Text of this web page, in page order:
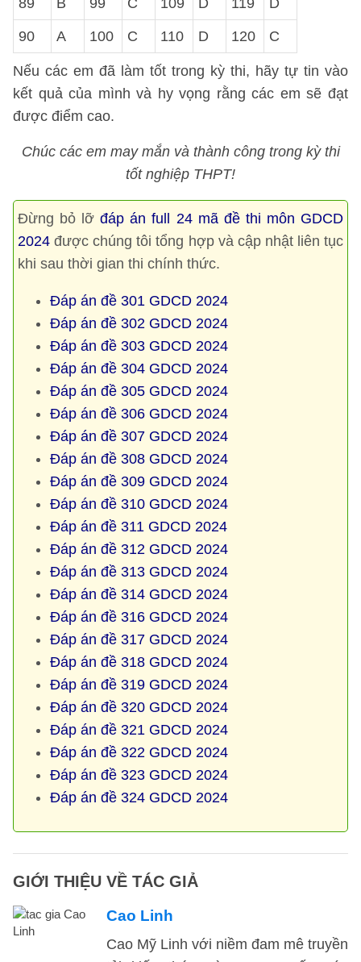
89 B 99 C 109 D 119 D
90 A 100 C 110 D 120 C
Nếu các em đã làm tốt trong kỳ thi, hãy tự tin vào
kết quả của mình và hy vọng rằng các em sẽ đạt
được điểm cao.
Chúc các em may mắn và thành công trong kỳ thi
tốt nghiệp THPT!
Đừng bỏ lỡđáp án full 24 mã đề thi môn GDCD
2024 được chúng tôi tổng hợp và cập nhật liên tục
khi sau thời gian thi chính thức.
Đáp án đề 301 GDCD 2024
Đáp án đề 302 GDCD 2024
Đáp án đề 303 GDCD 2024
Đáp án đề 304 GDCD 2024
Đáp án đề 305 GDCD 2024
Đáp án đề 306 GDCD 2024
Đáp án đề 307 GDCD 2024
Đáp án đề 308 GDCD 2024
Đáp án đề 309 GDCD 2024
Đáp án đề 310 GDCD 2024
Đáp án đề 311 GDCD 2024
Đáp án đề 312 GDCD 2024
Đáp án đề 313 GDCD 2024
Đáp án đề 314 GDCD 2024
Đáp án đề 316 GDCD 2024
Đáp án đề 317 GDCD 2024
Đáp án đề 318 GDCD 2024
Đáp án đề 319 GDCD 2024
Đáp án đề 320 GDCD 2024
Đáp án đề 321 GDCD 2024
Đáp án đề 322 GDCD 2024
Đáp án đề 323 GDCD 2024
Đáp án đề 324 GDCD 2024
GIỚI THIỆU VỀ TÁC GIẢ
Cao Linh
Cao Mỹ Linh với niềm đam mê truyền